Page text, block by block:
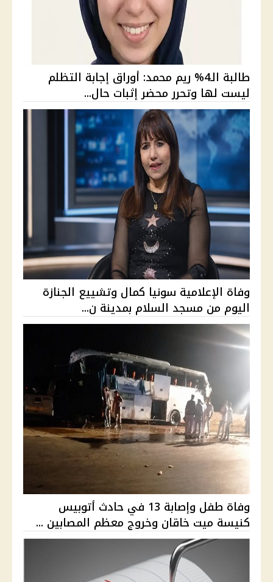
طالبة الـ4% ريم محمد: أوراق إجابة التظلم
ليست لها وتحرر محضر إثبات حال...
وفاة الإعلامية سونيا كمال وتشييع الجنازة
اليوم من مسجد السلام بمدينة ن...
وفاة طفل وإصابة 13 في حادث أتوبيس
كنيسة ميت خاقان وخروج معظم المصابين ...